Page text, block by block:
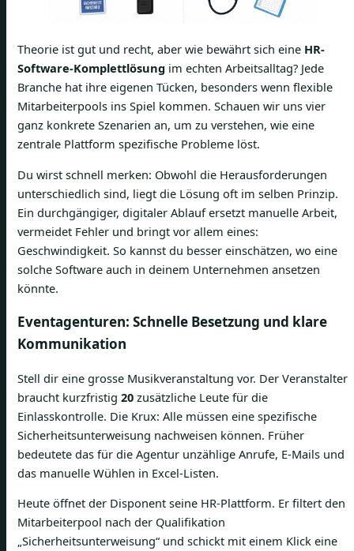
Theorie ist gut und recht, aber wie bewährt sich eine HR-
Software-Komplettlösung im echten Arbeitsalltag? Jede
Branche hat ihre eigenen Tücken, besonders wenn flexible
Mitarbeiterpools ins Spiel kommen. Schauen wir uns vier
ganz konkrete Szenarien an, um zu verstehen, wie eine
zentrale Plattform spezifische Probleme löst.
Du wirst schnell merken: Obwohl die Herausforderungen
unterschiedlich sind, liegt die Lösung oft im selben Prinzip.
Ein durchgängiger, digitaler Ablauf ersetzt manuelle Arbeit,
vermeidet Fehler und bringt vor allem eines:
Geschwindigkeit. So kannst du besser einschätzen, wo eine
solche Software auch in deinem Unternehmen ansetzen
könnte.
Eventagenturen: Schnelle Besetzung und klare
Kommunikation
Stell dir eine grosse Musikveranstaltung vor. Der Veranstalter
braucht kurzfristig 20 zusätzliche Leute für die
Einlasskontrolle. Die Krux: Alle müssen eine spezifische
Sicherheitsunterweisung nachweisen können. Früher
bedeutete das für die Agentur unzählige Anrufe, E-Mails und
das manuelle Wühlen in Excel-Listen.
Heute öffnet der Disponent seine HR-Plattform. Er filtert den
Mitarbeiterpool nach der Qualifikation
„Sicherheitsunterweisung“ und schickt mit einem Klick eine